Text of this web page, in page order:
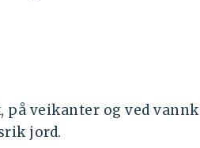
veikanter og ved
jord.